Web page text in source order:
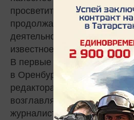
просветительской
продолжает свою
деятельность в Оренбурге
известное медресе
В первые два года своего
в Оренбурге Фахретдин
редактора газеты «Вакыт»
возглавляемой в то время
журналистом Ф. Карими,